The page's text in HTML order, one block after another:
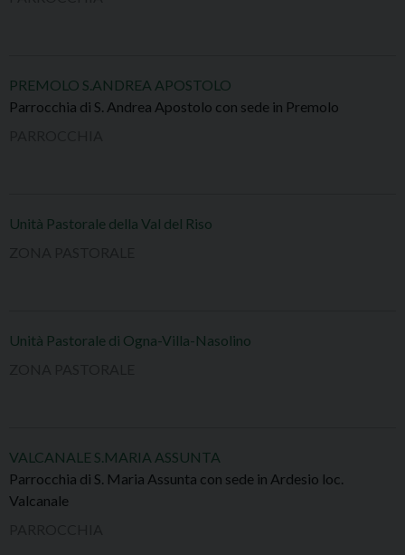
PREMOLO S.ANDREA APOSTOLO
Parrocchia di S. Andrea Apostolo con sede in Premolo
Unità Pastorale della Val del Riso
Unità Pastorale di Ogna-Villa-Nasolino
VALCANALE S.MARIA ASSUNTA
Parrocchia di S. Maria Assunta con sede in Ardesio loc.
Valcanale